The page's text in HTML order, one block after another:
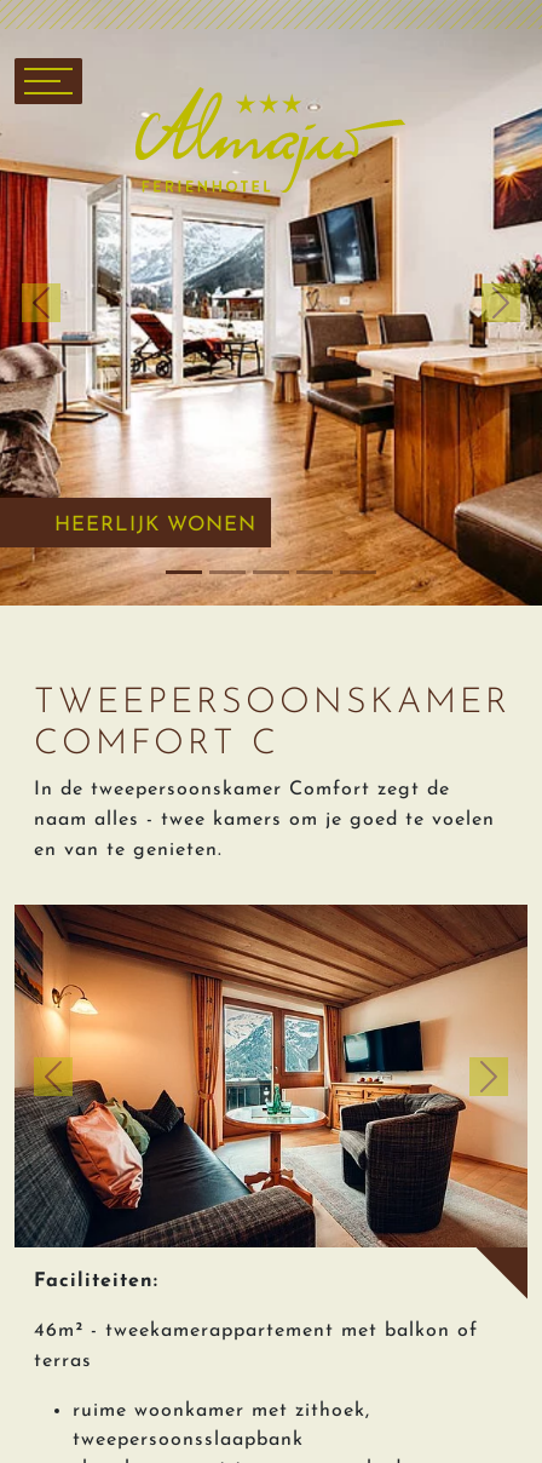
HEERLIJK WONEN
Previous Next
Faciliteiten:
46m² - tweekamerappartement met balkon of
terras
ruime woonkamer met zithoek,
tweepersoonsslaapbank
TWEEPERSOONSKAMER
COMFORT C
In de tweepersoonskamer Comfort zegt de
naam alles - twee kamers om je goed te voelen
en van te genieten.
zurück weiter